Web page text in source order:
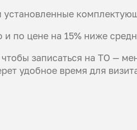
и по цене на 15% ниже
записаться на ТО —
удобное время для